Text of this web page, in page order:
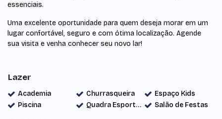
essenciais.
Uma excelente oportunidade para quem deseja morar em um
lugar confortável, seguro e com ótima localização. Agende
sua visita e venha conhecer seu novo lar!
Lazer
Academia Churrasqueira
Espaço Kids
Piscina
Quadra Esportiva Salão de Festas